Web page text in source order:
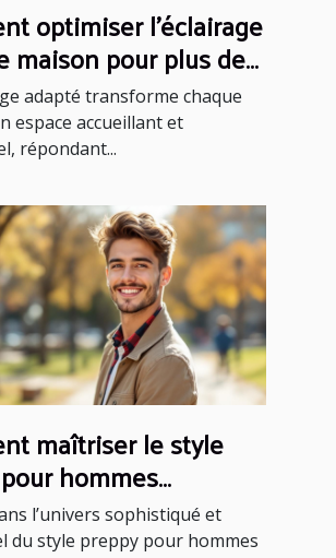
optimiser l'éclairage
maison pour plus de
adapté transforme chaque
espace accueillant et
répondant...
maîtriser le style
hommes
?
l’univers sophistiqué et
du style preppy pour hommes